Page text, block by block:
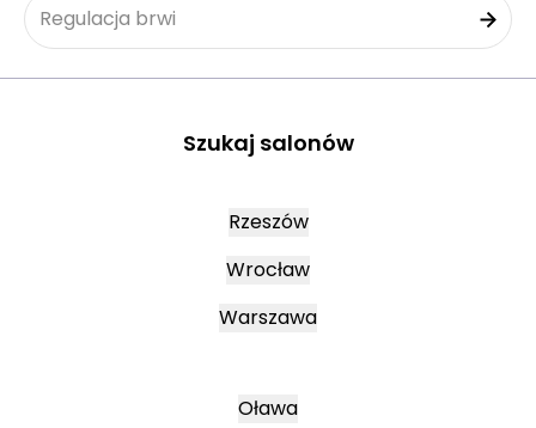
Regulacja brwi
Szukaj salonów
Rzeszów
Wrocław
Warszawa
Oława